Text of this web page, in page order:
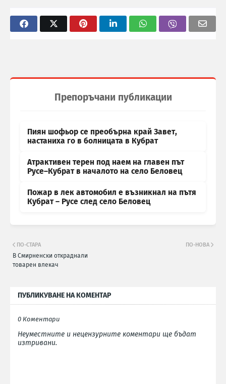
Препоръчани публикации
Пиян шофьор се преобърна край Завет,
настаниха го в болницата в Кубрат
Атрактивен терен под наем на главен път
Русе–Кубрат в началото на село Беловец
Пожар в лек автомобил е възникнал на пътя
Кубрат – Русе след село Беловец
ПО-НОВА
ПО-СТАРА
В Смирненски откраднали
товарен влекач
ПУБЛИКУВАНЕ НА КОМЕНТАР
0 Коментари
Неуместните и нецензурните коментари ще бъдат
изтривани.